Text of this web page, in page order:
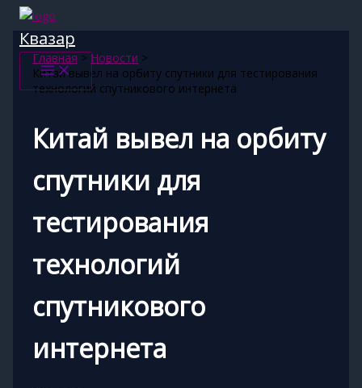
Перейти
содержимому
Квазар
Главная
Новости
Китай вывел на орбиту спутники для тестирования
технологий спутникового интернета
Китай вывел на орбиту
спутники для
тестирования
технологий
спутникового
интернета